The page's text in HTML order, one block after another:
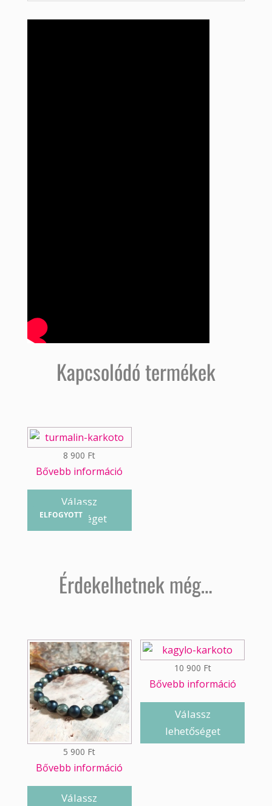
Kapcsolódó termékek
ELFOGYOTT
8 900 Ft
Bővebb információ
Válassz
lehetőséget
Érdekelhetnek még…
5 900 Ft
Bővebb információ
Válassz
10 900 Ft
Bővebb információ
Válassz
lehetőséget